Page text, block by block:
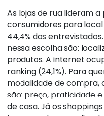
As lojas de rua lideram
consumidores para
44,4% dos
nessa escolha são:
produtos. A internet
ranking (24,1%). Para
modalidade de compra,
são: preço, praticidade
de casa. Já os